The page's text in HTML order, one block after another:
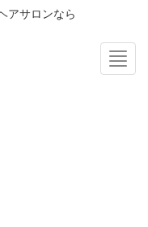
アサロンなら